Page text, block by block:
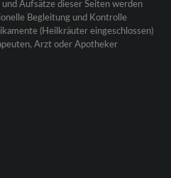
Aufsätze dieser Seiten werden
Begleitung und Kontrolle
(Heilkräuter eingeschlossen)
Arzt oder Apotheker